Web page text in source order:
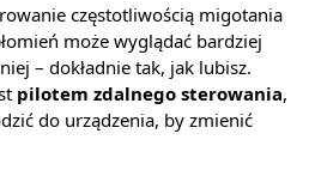
częstotliwością migotania
może wyglądać bardziej
– dokładnie tak, jak lubisz.
pilotem zdalnego sterowania,
do urządzenia, by zmienić